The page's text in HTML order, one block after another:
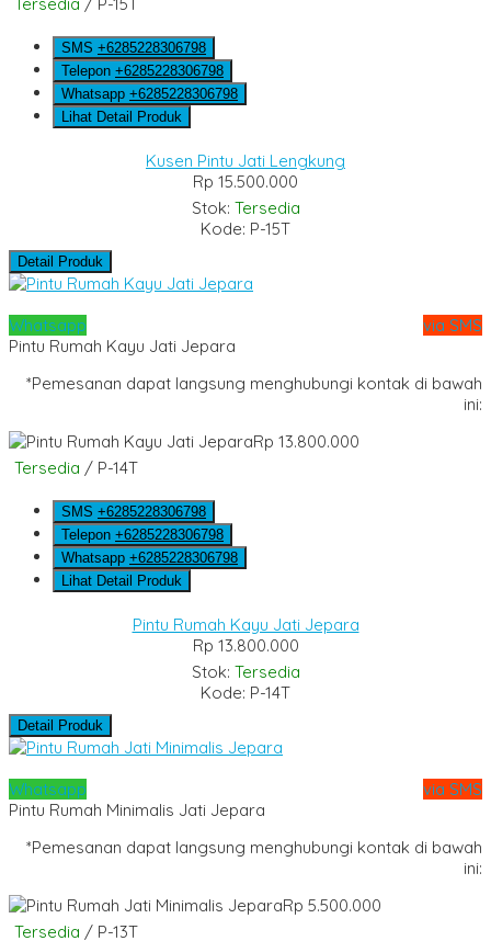
SMS +6285228306798
Telepon +6285228306798
Whatsapp +6285228306798
Lihat Detail Produk
Kusen Pintu Jati Lengkung
Rp 15.500.000
Stok: Tersedia
Kode: P-15T
Detail Produk
Whatsapp
via SMS
Pintu Rumah Kayu Jati Jepara
*Pemesanan dapat langsung menghubungi kontak di bawah
ini:
Rp 13.800.000
Tersedia / P-14T
SMS +6285228306798
Telepon +6285228306798
Whatsapp +6285228306798
Lihat Detail Produk
Pintu Rumah Kayu Jati Jepara
Rp 13.800.000
Stok: Tersedia
Kode: P-14T
Detail Produk
Whatsapp
via SMS
Pintu Rumah Minimalis Jati Jepara
*Pemesanan dapat langsung menghubungi kontak di bawah
ini:
Rp 5.500.000
Tersedia / P-13T